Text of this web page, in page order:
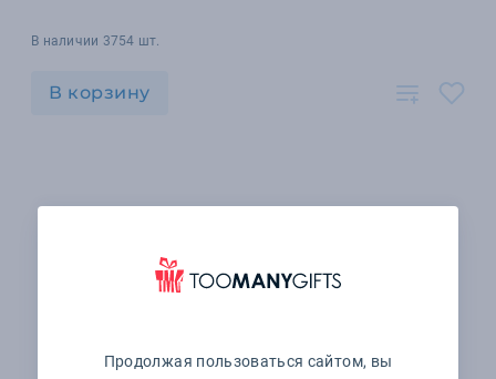
В наличии 3754 шт.
В корзину
Продолжая пользоваться сайтом, вы